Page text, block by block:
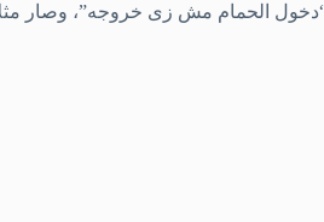
“دخول الحمام مش زى خروجه”، وصار